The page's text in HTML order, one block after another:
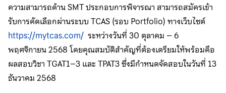
ความสามารถด้าน SMT ประกอบการพิจารณา สามารถสมัครเข้า
รับการคัดเลือกผ่านระบบ TCAS (รอบ Portfolio) ทางเว็บไซต์
https://mytcas.com/ ระหว่างวันที่ 30 ตุลาคม – 6
พฤศจิกายน 2568 โดยคุณสมบัติสำคัญที่ต้องเตรียมให้พร้อมคือ
ผลสอบวิชา TGAT1–3 และ TPAT3 ซึ่งมีกำหนดจัดสอบในวันที่ 13
ธันวาคม 2568